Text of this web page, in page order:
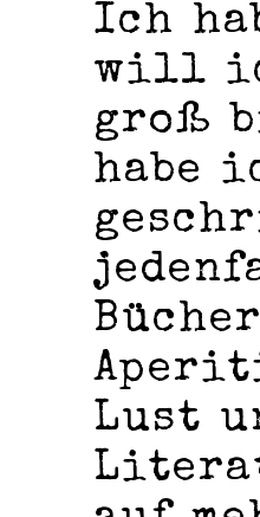
Ich
will
groß
habe
Lust